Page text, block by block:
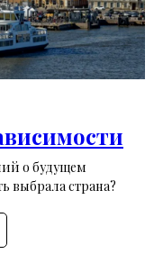
о будущем
выбрала страна?